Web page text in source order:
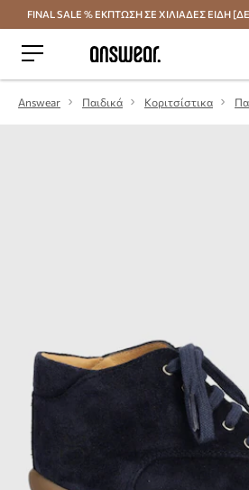
Εξοικονομήστε με το
FINAL SALE % ΕΚΠΤΩΣΗ ΣΕ ΧΙΛΙΑΔΕΣ ΕΙΔΗ
Answear Παιδικά Κοριτσίστικα